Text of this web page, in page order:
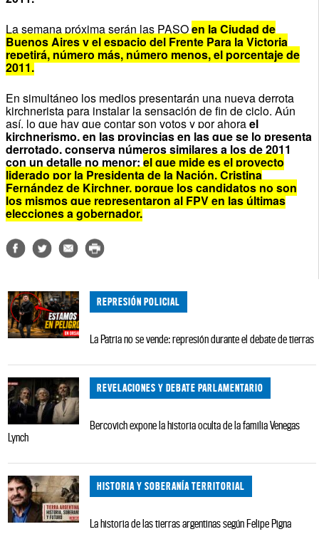
La semana próxima serán las PASOen la Ciudad de
Buenos Aires y el espacio del Frente Para la Victoria
repetirá, número más, número menos, el porcentaje de
2011.
En simultáneo los medios presentarán una nueva derrota
kirchnerista para instalar la sensación de fin de ciclo. Aún
así, lo que hay que contar son votos y por ahorael
kirchnerismo, en las provincias en las que se lo presenta
derrotado, conserva números similares a los de 2011
con un detalle no menor: el que mide es el proyecto
liderado por la Presidenta de la Nación, Cristina
Fernández de Kirchner, porque los candidatos no son
los mismos que representaron al FPV en las últimas
elecciones a gobernador.
REPRESIÓN POLICIAL
La Patria no se vende: represión durante el debate de tierras
REVELACIONES Y DEBATE PARLAMENTARIO
Bercovich expone la historia oculta de la familia Venegas
Lynch
HISTORIA Y SOBERANÍA TERRITORIAL
La historia de las tierras argentinas según Felipe Pigna